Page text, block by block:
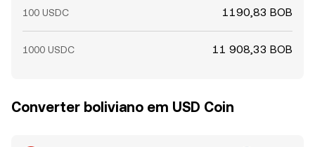
100 USDC 1190,83 BOB
1000 USDC 11 908,33 BOB
Converter boliviano em USD Coin